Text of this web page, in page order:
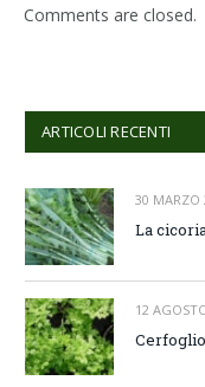
Comments are closed.
ARTICOLI RECENTI
30 MARZO
La
12